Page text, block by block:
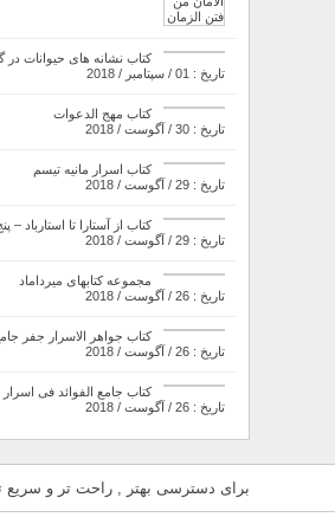
کتاب نشانه های حیوانات در
تاریخ : 01 / سپتامبر / 2018
کتاب مهج الدعوات
تاریخ : 30 / آگوست / 2018
کتاب اسرار مانیه تیسم
تاریخ : 29 / آگوست / 2018
کتاب از آستارا تا استارباد –
تاریخ : 29 / آگوست / 2018
مجموعه کتابهای میرداماد
تاریخ : 26 / آگوست / 2018
کتاب جواهر الاسرار جفر جامع
تاریخ : 26 / آگوست / 2018
کتاب جامع الفوائد فی اسرار
تاریخ : 26 / آگوست / 2018
برای دسترسی بهتر , راحت تر و سریع